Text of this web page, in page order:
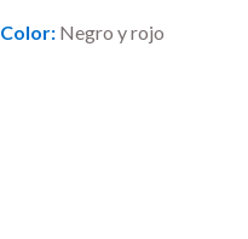
Color: Negro y rojo